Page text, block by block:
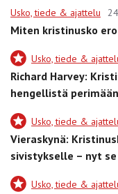
Usko, tiede & ajattelu
Miten kristinusko
Usko, tiede &
Richard Harvey:
hengellistä
Usko, tiede &
Vieraskynä:
sivistykselle – nyt
Usko, tiede &